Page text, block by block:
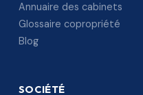
Annuaire des cabinets
Glossaire copropriété
Blog
SOCIÉTÉ